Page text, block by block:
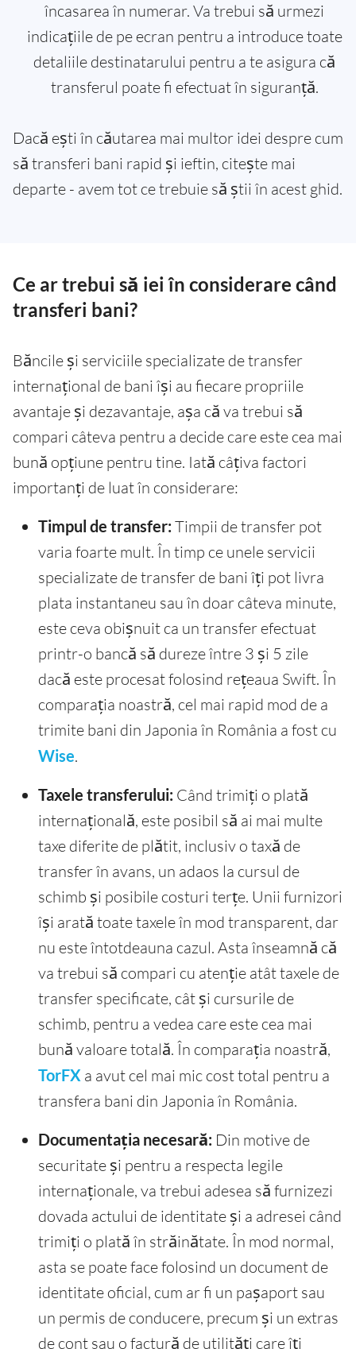
încasarea în numerar. Va trebui să urmezi
indicațiile de pe ecran pentru a introduce toate
detaliile destinatarului pentru a te asigura că
transferul poate fi efectuat în siguranță.
Dacă ești în căutarea mai multor idei despre cum
să transferi bani rapid și ieftin, citește mai
departe - avem tot ce trebuie să știi în acest ghid.
Ce ar trebui să iei în considerare când
transferi bani?
Băncile și serviciile specializate de transfer
internațional de bani își au fiecare propriile
avantaje și dezavantaje, așa că va trebui să
compari câteva pentru a decide care este cea mai
bună opțiune pentru tine. Iată câțiva factori
importanți de luat în considerare:
Timpul de transfer: Timpii de transfer pot
varia foarte mult. În timp ce unele servicii
specializate de transfer de bani îți pot livra
plata instantaneu sau în doar câteva minute,
este ceva obișnuit ca un transfer efectuat
printr-o bancă să dureze între 3 și 5 zile
dacă este procesat folosind rețeaua Swift. În
comparația noastră, cel mai rapid mod de a
trimite bani din Japonia în România a fost cu
Wise.
Taxele transferului: Când trimiți o plată
internațională, este posibil să ai mai multe
taxe diferite de plătit, inclusiv o taxă de
transfer în avans, un adaos la cursul de
schimb și posibile costuri terțe. Unii furnizori
își arată toate taxele în mod transparent, dar
nu este întotdeauna cazul. Asta înseamnă că
va trebui să compari cu atenție atât taxele de
transfer specificate, cât și cursurile de
schimb, pentru a vedea care este cea mai
bună valoare totală. În comparația noastră,
TorFX a avut cel mai mic cost total pentru a
transfera bani din Japonia în România.
Documentația necesară: Din motive de
securitate și pentru a respecta legile
internaționale, va trebui adesea să furnizezi
dovada actului de identitate și a adresei când
trimiți o plată în străinătate. În mod normal,
asta se poate face folosind un document de
identitate oficial, cum ar fi un pașaport sau
un permis de conducere, precum și un extras
de cont sau o factură de utilități care îți